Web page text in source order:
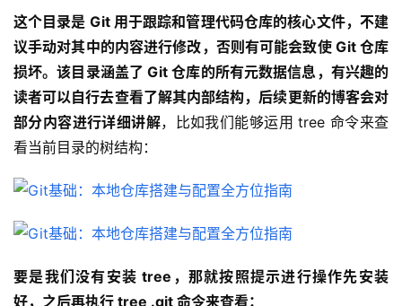
这个目录是 Git 用于跟踪和管理代码仓库的核心文件，不建
议手动对其中的内容进行修改，否则有可能会致使 Git 仓库
损坏。该目录涵盖了 Git 仓库的所有元数据信息，有兴趣的
读者可以自行去查看了解其内部结构，后续更新的博客会对
部分内容进行详细讲解，比如我们能够运用 tree 命令来查
看当前目录的树结构：
要是我们没有安装 tree，那就按照提示进行操作先安装
好，之后再执行 tree .git 命令来查看：